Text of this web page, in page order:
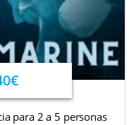
para 2 a 5 personas